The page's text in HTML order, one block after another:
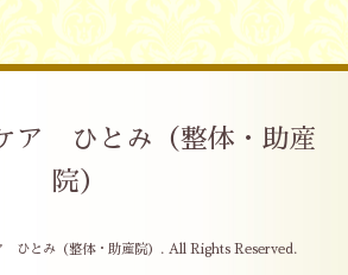
ア ひとみ（整体・助産
院）
ひとみ（整体・助産院） . All Rights Reserved.